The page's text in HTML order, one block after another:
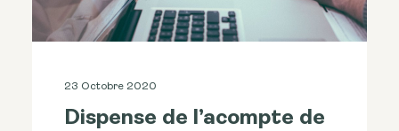
23 Octobre 2020
Dispense de l’acompte de